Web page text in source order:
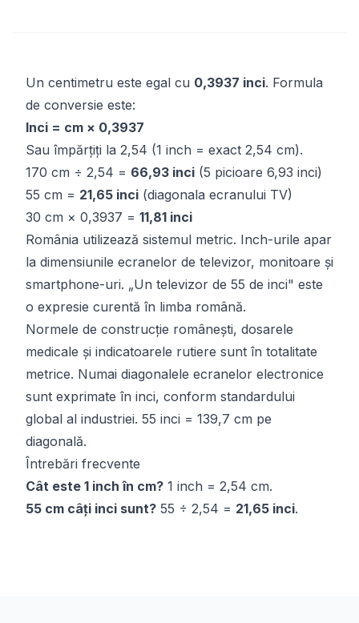
Un centimetru este egal cu 0,3937 inci. Formula
de conversie este:
Inci = cm × 0,3937
Sau împărțiți la 2,54 (1 inch = exact 2,54 cm).
170 cm ÷ 2,54 = 66,93 inci (5 picioare 6,93 inci)
55 cm = 21,65 inci (diagonala ecranului TV)
30 cm × 0,3937 = 11,81 inci
România utilizează sistemul metric. Inch-urile apar
la dimensiunile ecranelor de televizor, monitoare și
smartphone-uri. „Un televizor de 55 de inci" este
o expresie curentă în limba română.
Normele de construcție românești, dosarele
medicale și indicatoarele rutiere sunt în totalitate
metrice. Numai diagonalele ecranelor electronice
sunt exprimate în inci, conform standardului
global al industriei. 55 inci = 139,7 cm pe
diagonală.
Întrebări frecvente
Cât este 1 inch în cm? 1 inch = 2,54 cm.
55 cm câți inci sunt? 55 ÷ 2,54 = 21,65 inci.